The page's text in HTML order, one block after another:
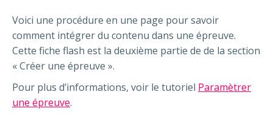
Voici une procédure en une page pour savoir
comment intégrer du contenu dans une épreuve.
Cette fiche flash est la deuxième partie de de la section
« Créer une épreuve ».
Pour plus d’informations, voir le tutoriel Paramètrer
une épreuve.